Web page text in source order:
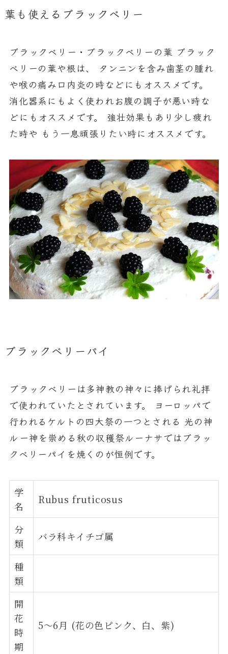
葉も使えるブラックベリー
ブラックベリー・ブラックベリーの葉 ブラック
ベリーの葉や根は、 タンニンを含み歯茎の腫れ
や喉の痛み口内炎の時などにもオススメです。
消化器系にもよく使われお腹の調子が悪い時な
どにもオススメです。 強壮効果もあり少し疲れ
た時や もう一息頑張りたい時にオススメです。
ブラックベリーパイ
ブラックベリーは多神教の神々に捧げられ礼拝
で使われていたとされています。 ヨーロッパで
行われるケルトの四大祭の一つとされる 光の神
ルー神を崇める秋の収穫祭ルーナサではブラッ
クベリーパイを焼くのが恒例です。
学
名
Rubus fruticosus
分
類
バラ科キイチゴ属
種
類
開
花
時
期
5～6月 (花の色ピンク、白、紫)